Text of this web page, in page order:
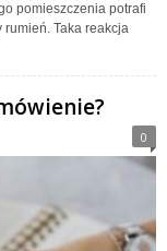
pomieszczenia potrafi
rumień. Taka reakcja
0